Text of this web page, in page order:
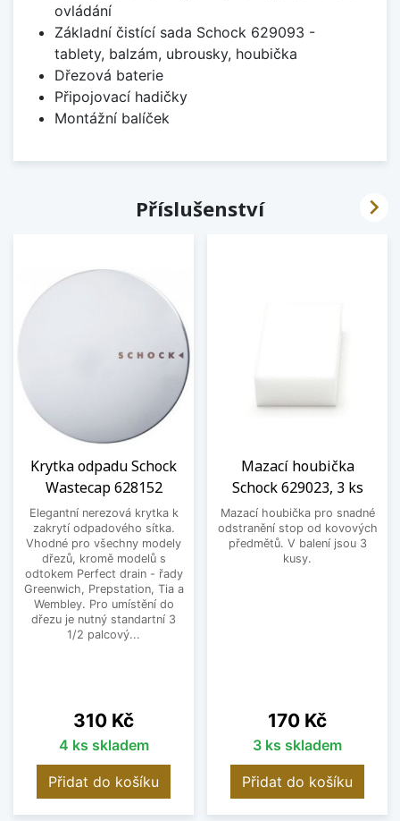
ovládání
Základní čistící sada Schock 629093 -
tablety, balzám, ubrousky, houbička
Dřezová baterie
Připojovací hadičky
Montážní balíček
Příslušenství
Krytka odpadu Schock
Wastecap 628152
Elegantní nerezová krytka k
zakrytí odpadového sítka.
Vhodné pro všechny modely
dřezů, kromě modelů s
odtokem Perfect drain - řady
Greenwich, Prepstation, Tia a
Wembley. Pro umístění do
dřezu je nutný standartní 3
1/2 palcový...
Cena
310 Kč
4 ks skladem
Přidat do košíku
Mazací houbička
Schock 629023, 3 ks
Mazací houbička pro snadné
odstranění stop od kovových
předmětů. V balení jsou 3
kusy.
Cena
170 Kč
3 ks skladem
Přidat do košíku
